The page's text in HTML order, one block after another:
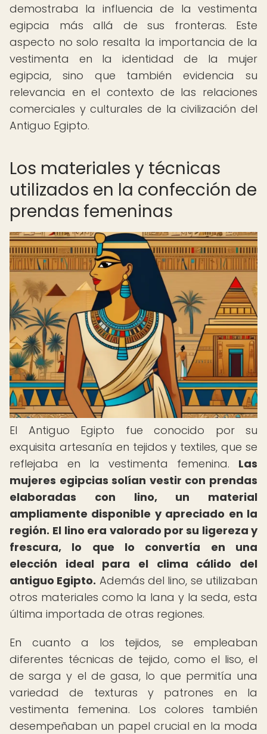
demostraba la influencia de la vestimenta
egipcia más allá de sus fronteras. Este
aspecto no solo resalta la importancia de la
vestimenta en la identidad de la mujer
egipcia, sino que también evidencia su
relevancia en el contexto de las relaciones
comerciales y culturales de la civilización del
Antiguo Egipto.
Los materiales y técnicas
utilizados en la confección de
prendas femeninas
El Antiguo Egipto fue conocido por su
exquisita artesanía en tejidos y textiles, que se
reflejaba en la vestimenta femenina. Las
mujeres egipcias solían vestir con prendas
elaboradas con lino, un material
ampliamente disponible y apreciado en la
región. El lino era valorado por su ligereza y
frescura, lo que lo convertía en una
elección ideal para el clima cálido del
antiguo Egipto. Además del lino, se utilizaban
otros materiales como la lana y la seda, esta
última importada de otras regiones.
En cuanto a los tejidos, se empleaban
diferentes técnicas de tejido, como el liso, el
de sarga y el de gasa, lo que permitía una
variedad de texturas y patrones en la
vestimenta femenina. Los colores también
desempeñaban un papel crucial en la moda